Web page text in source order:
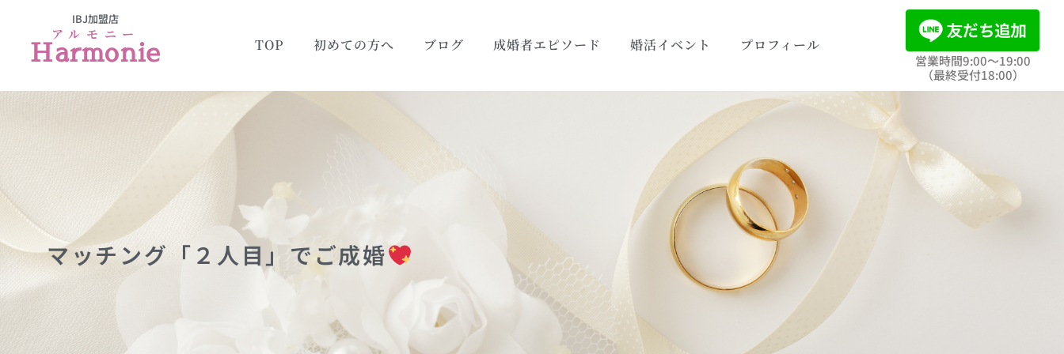
IBJ加盟店
アルモニー
Harmonie TOP 初めての方へ ブログ 成婚者エピソード 婚活イベント プロフィール
営業時間9:00〜19:00
（最終受付18:00）
マッチング「２人目」でご成婚